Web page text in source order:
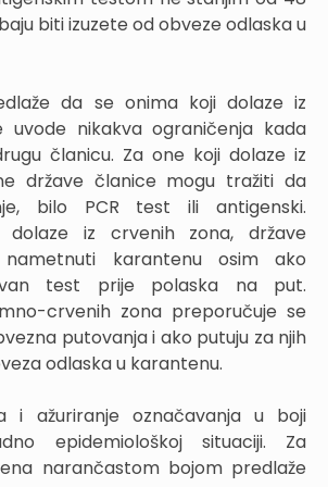
biti izuzete od obveze odlaska u
da se onima koji dolaze iz
uvode nikakva ograničenja kada
članicu. Za one koji dolaze iz
države članice mogu tražiti da
bilo PCR test ili antigenski.
dolaze iz crvenih zona, države
karantenu osim ako
test prije polaska na put.
crvenih zona preporučuje se
putovanja i ako putuju za njih
odlaska u karantenu.
i ažuriranje označavanja u boji
epidemiološkoj situaciji. Za
narančastom bojom predlaže